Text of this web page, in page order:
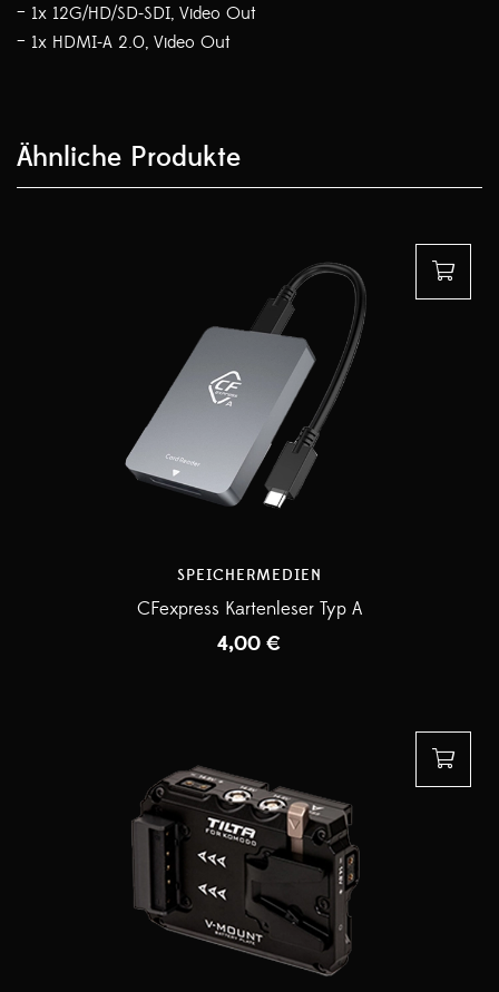
– 1x 12G/HD/SD-SDI, Video Out
– 1x HDMI-A 2.0, Video Out
Ähnliche Produkte
SPEICHERMEDIEN
CFexpress Kartenleser Typ A
4,00 €